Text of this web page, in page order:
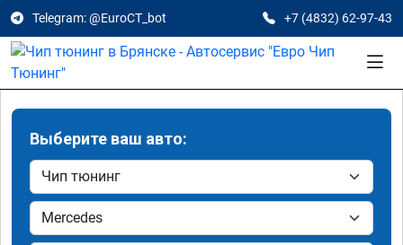
Telegram: @EuroCT_bot +7 (4832) 62-97-43
Выберите ваш авто: